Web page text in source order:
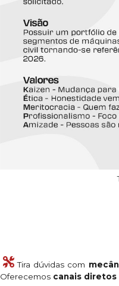
Tira dúvidas com
Oferecemos canais